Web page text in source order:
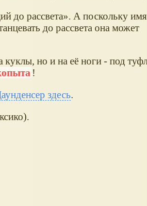
до рассвета». А поскольку имя
до рассвета она может
куклы, но и на её ноги - под
!
здесь.